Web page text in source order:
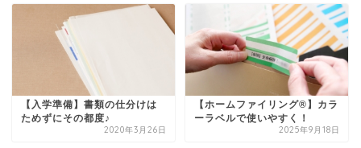
【入学準備】書類の仕分けは
ためずにその都度♪
2020年3月26日
【ホームファイリング®】カラ
ーラベルで使いやすく！
2025年9月18日